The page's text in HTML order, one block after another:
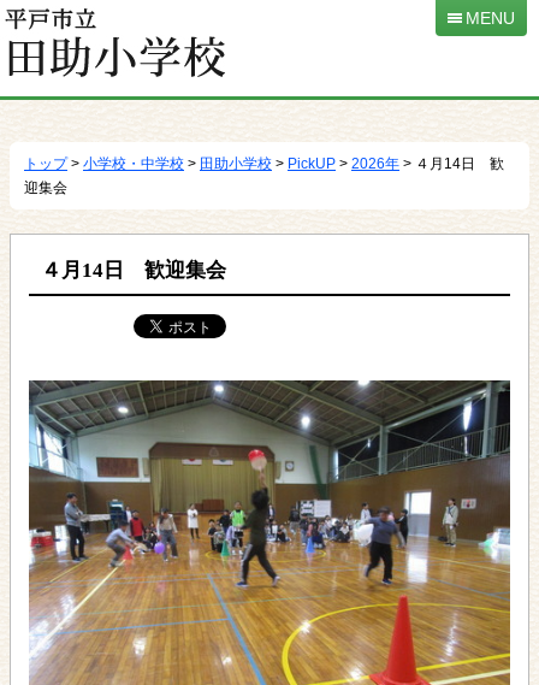
動
MENU
トップ> 小学校・中学校 > 田助小学校 > PickUP > 2026年 > ４月14日 歓
迎集会
４月14日 歓迎集会